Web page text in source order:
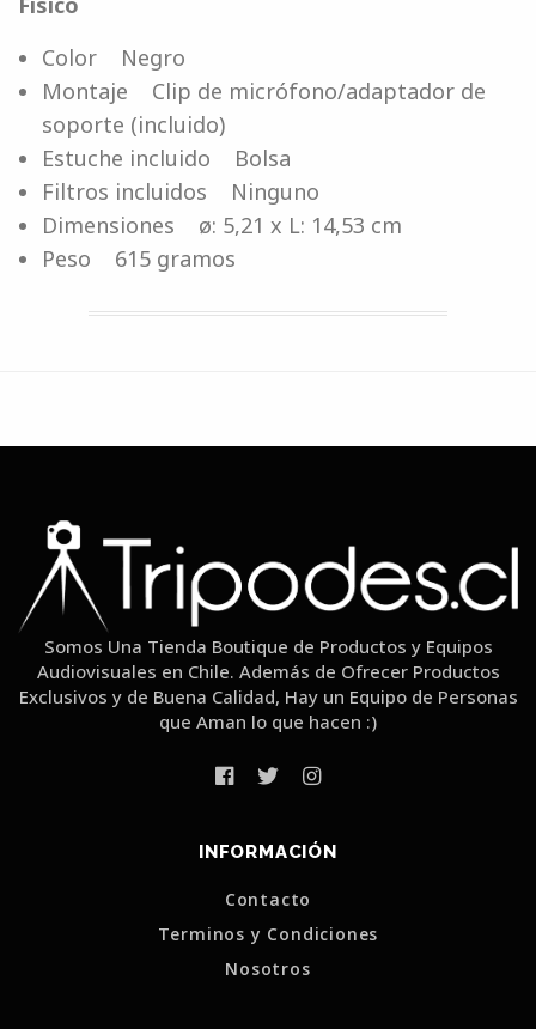
Color Negro
Montaje Clip de micrófono/adaptador de
soporte (incluido)
Estuche incluido Bolsa
Filtros incluidos Ninguno
Dimensiones ø: 5,21 x L: 14,53 cm
Peso 615 gramos
Somos Una Tienda Boutique de Productos y Equipos
Audiovisuales en Chile. Además de Ofrecer Productos
Exclusivos y de Buena Calidad, Hay un Equipo de Personas
que Aman lo que hacen :)
INFORMACIÓN
Contacto
Terminos y Condiciones
Nosotros